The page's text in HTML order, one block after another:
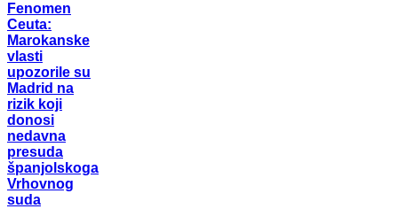
Fenomen
Ceuta:
Marokanske
vlasti
upozorile su
Madrid na
rizik koji
donosi
nedavna
presuda
španjolskoga
Vrhovnog
suda